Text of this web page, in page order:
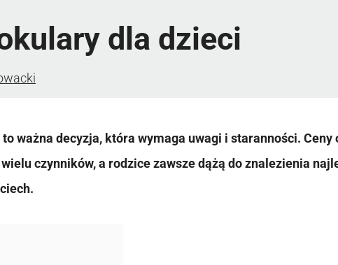
dla dzieci
ważna decyzja, która wymaga uwagi i staranności. Ceny
czynników, a rodzice zawsze dążą do znalezienia